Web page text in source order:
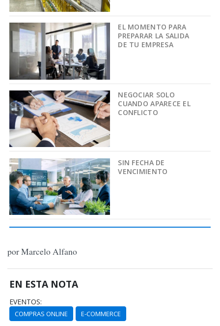
EL MOMENTO PARA
PREPARAR LA SALIDA
DE TU EMPRESA
NEGOCIAR SOLO
CUANDO APARECE EL
CONFLICTO
SIN FECHA DE
VENCIMIENTO
por Marcelo Alfano
EN ESTA NOTA
EVENTOS:
COMPRAS ONLINE E-COMMERCE